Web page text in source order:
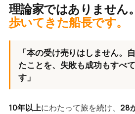
理論家ではありません。
歩いてきた船長です。
「本の受け売りはしません。
たことを、失敗も成功もすべ
す」
10年以上にわたって旅を続け、 28